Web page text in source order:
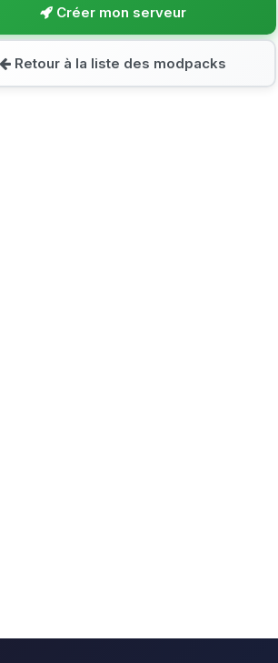
Créer mon serveur
Retour à la liste des modpacks